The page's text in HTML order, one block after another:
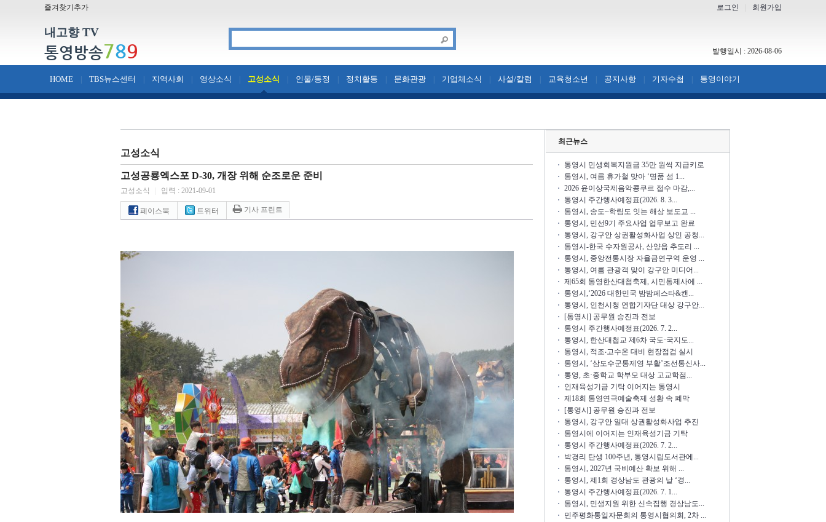
즐겨찾기추가 로그인 회원가입
내고향 TV
통영방송789 발행일시 : 2026-08-06
HOME TBS뉴스센터 지역사회 영상소식 고성소식 인물/동정 정치활동 문화관광 기업체소식 사설/칼럼 교육청소년 공지사항 기자수첩 통영이야기
고성소식
고성공룡엑스포 D-30, 개장 위해 순조로운 준비
고성소식 입력 : 2021-09-01
페이스북 트위터 기사 프린트
최근뉴스
통영시 민생회복지원금 35만 원씩 지급키로
통영시, 여름 휴가철 맞아 ‘명품 섬 1...
2026 윤이상국제음악콩쿠르 접수 마감,...
통영시 주간행사예정표(2026. 8. 3...
통영시, 송도~학림도 잇는 해상 보도교 ...
통영시, 민선9기 주요사업 업무보고 완료
통영시, 강구안 상권활성화사업 상인 공청...
통영시-한국 수자원공사, 산양읍 추도리 ...
통영시, 중앙전통시장 자율금연구역 운영 ...
통영시, 여름 관광객 맞이 강구안 미디어...
제65회 통영한산대첩축제, 시민통제사에 ...
통영시,‘2026 대한민국 밤밤페스타&캔...
통영시, 인천시청 연합기자단 대상 강구안...
[통영시] 공무원 승진과 전보
통영시 주간행사예정표(2026. 7. 2...
통영시, 한산대첩교 제6차 국도·국지도...
통영시, 적조‧고수온 대비 현장점검 실시
통영시, ‘삼도수군통제영 부활’조선통신사...
통영, 초·중학교 학부모 대상 고교학점...
인재육성기금 기탁 이어지는 통영시
제18회 통영연극예술축제 성황 속 폐막
[통영시] 공무원 승진과 전보
통영시, 강구안 일대 상권활성화사업 추진
통영시에 이어지는 인재육성기금 기탁
통영시 주간행사예정표(2026. 7. 2...
박경리 탄생 100주년, 통영시립도서관에...
통영시, 2027년 국비예산 확보 위해 ...
통영시, 제1회 경상남도 관광의 날 ‘경...
통영시 주간행사예정표(2026. 7. 1...
통영시, 민생지원 위한 신속집행 경상남도...
민주평화통일자문회의 통영시협의회, 2차 ...